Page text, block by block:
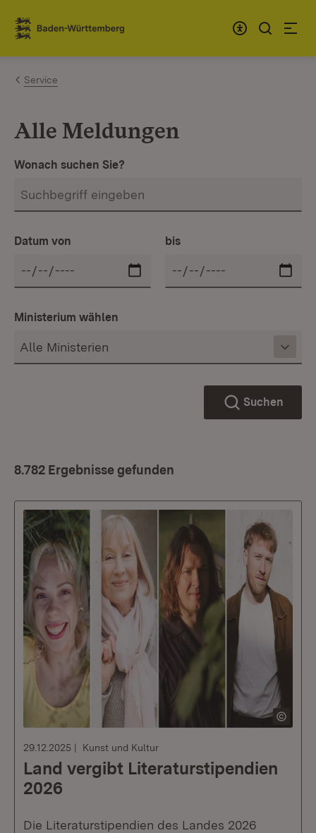
Zum Inhalt springen
Link zur Startseite
Service
Alle Meldungen
Wonach suchen Sie?
Datum von bis
Ministerium wählen
Suchen
8.782 Ergebnisse gefunden
29.12.2025 Kunst und Kultur
Land vergibt Literaturstipendien
2026
Die Literaturstipendien des Landes 2026